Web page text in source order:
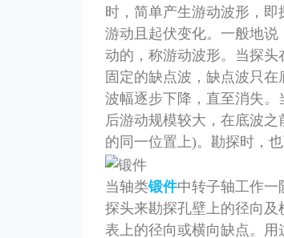
时，简单产生游动波形，
游动且起伏变化。一般地
动的，称游动波形。当探
固定的缺点波，缺点波只
波幅逐步下降，直至消失
后游动规模较大，在底波
的同一位置上)。勘探时，
当轴类锻件中转子轴工作一
探头来勘探孔壁上的径向
表上的径向或横向缺点。